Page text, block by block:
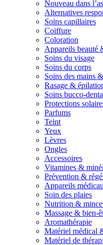
Nouveau dans
Alternatives
Soins capillaires
Coiffure
Coloration
Appareils beauté
Soins du visage
Soins du corps
Soins des mains
Rasage &
Soins bucco-
Protections
Parfums
Teint
Yeux
Lèvres
Ongles
Accessoires
Vitamines &
Prévention &
Appareils
Soin des plaies
Nutrition &
Massage & bien-
Aromathérapie
Matériel médical
Matériel de